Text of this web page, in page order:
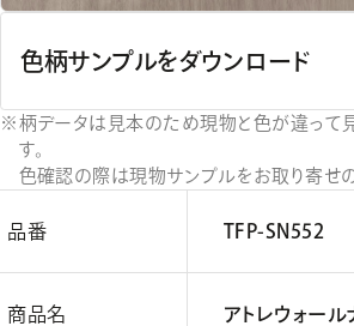
色柄サンプルをダウンロード
柄データは見本のため現物と色が違って
す。
色確認の際は現物サンプルをお取り寄せ
品番 TFP-SN552
商品名 アトレウォール